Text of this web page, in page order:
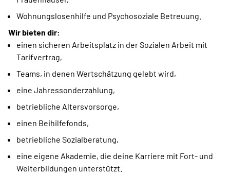
Wohnungslosenhilfe und Psychosoziale Betreuung.
Wir bieten dir:
einen sicheren Arbeitsplatz in der Sozialen Arbeit mit
Tarifvertrag,
Teams, in denen Wertschätzung gelebt wird,
eine Jahressonderzahlung,
betriebliche Altersvorsorge,
einen Beihilfefonds,
betriebliche Sozialberatung,
eine eigene Akademie, die deine Karriere mit Fort- und
Weiterbildungen unterstützt.